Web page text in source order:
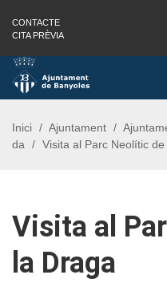
Saltar al contingut
Saltar a la navegació
Informació de contacte
CONTACTE
CITA PRÈVIA
Inici Ajuntament
da
Visita al Parc Neolític
Visita al
la Draga